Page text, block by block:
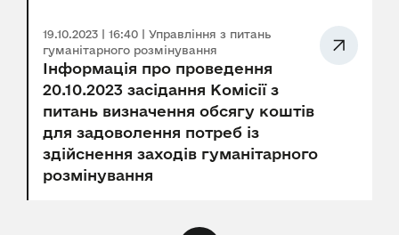
19.10.2023 | 16:40 | Управління з питань
гуманітарного розмінування
Інформація про проведення
20.10.2023 засідання Комісії з
питань визначення обсягу коштів
для задоволення потреб із
здійснення заходів гуманітарного
розмінування